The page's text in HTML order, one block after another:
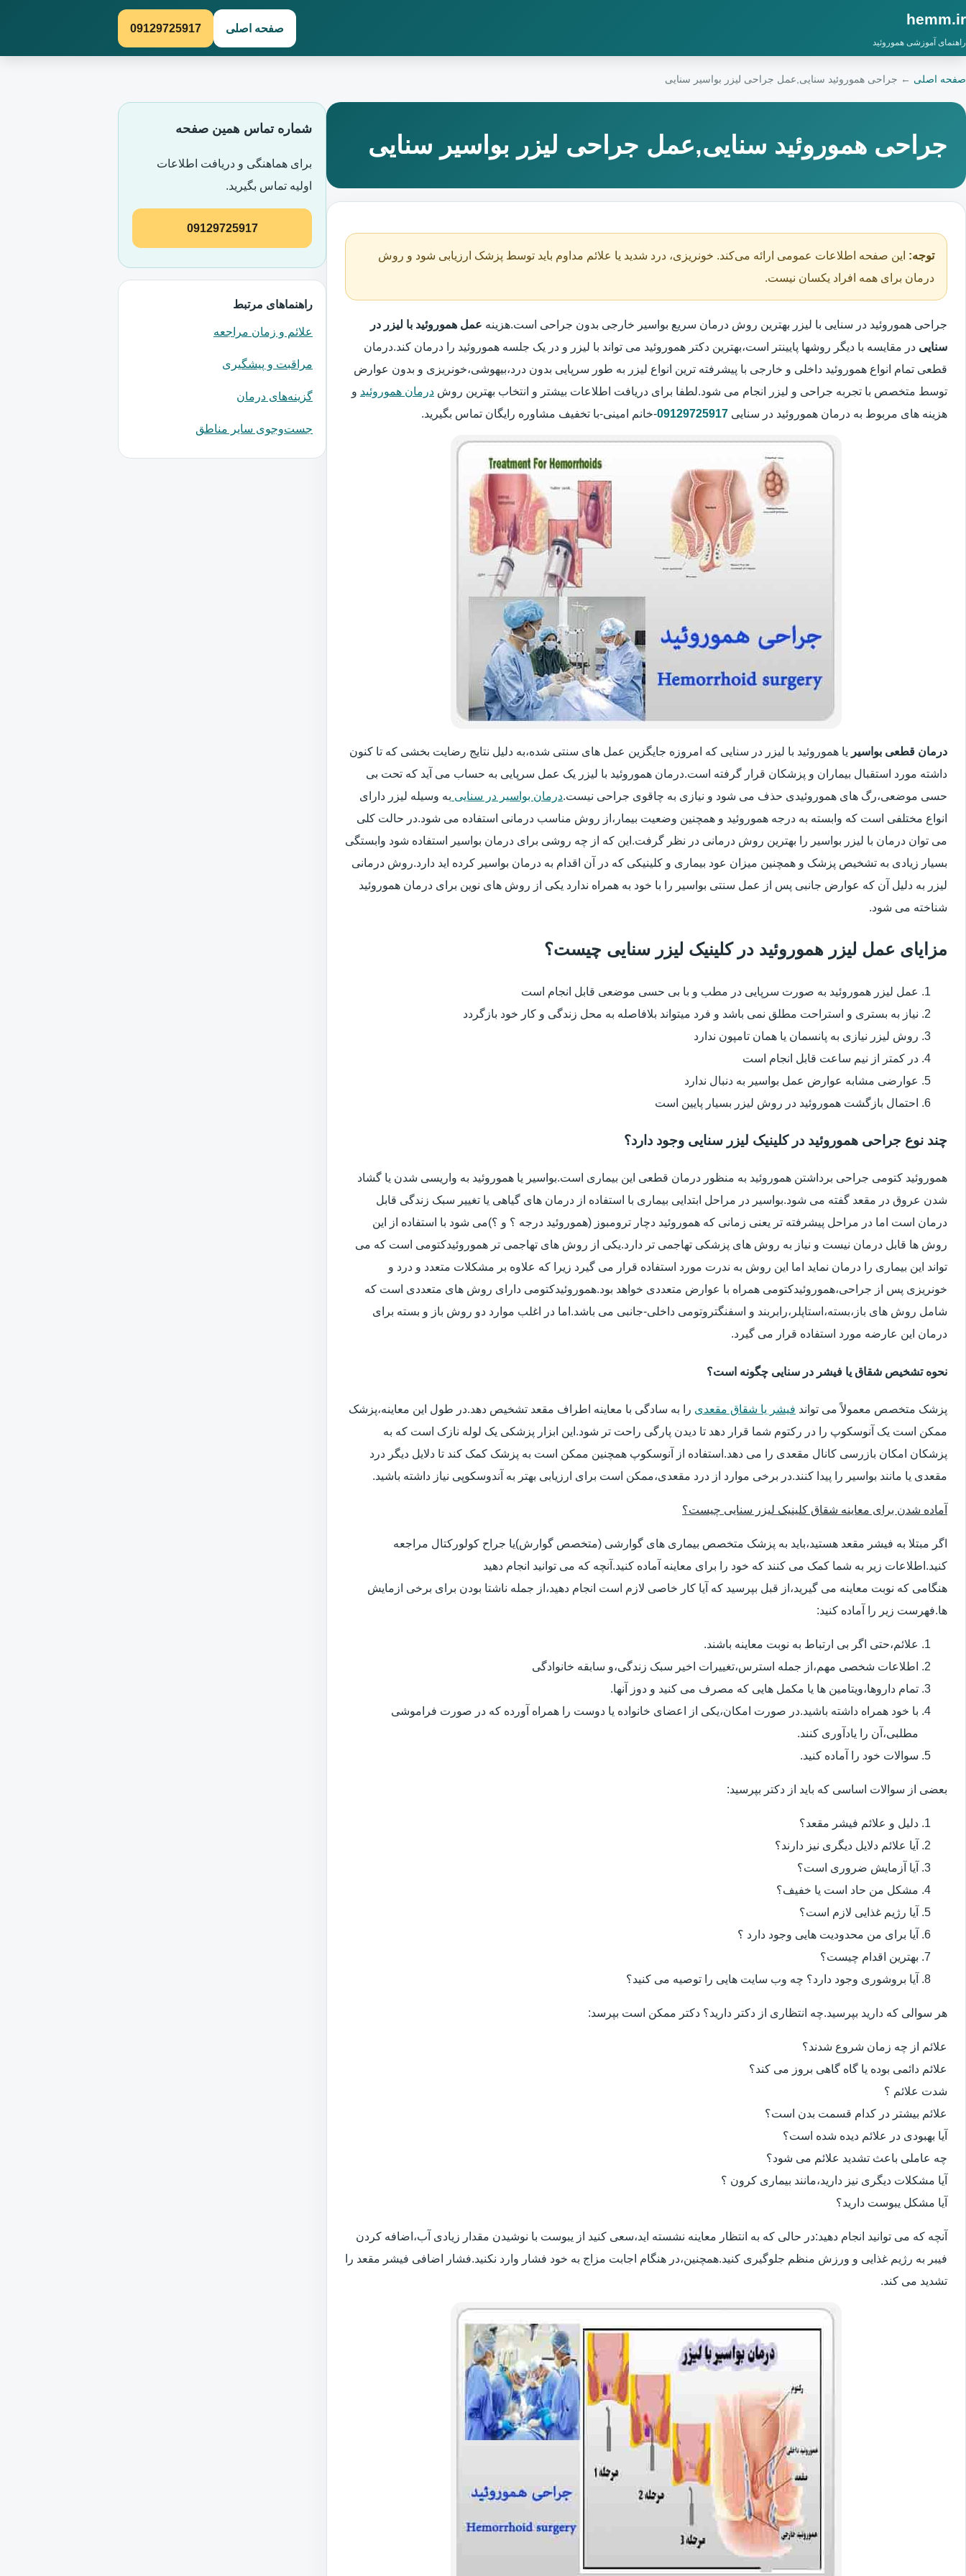
hemm.ir
راهنمای آموزشی هموروئید
صفحه اصلی 09129725917
صفحه اصلی ← جراحی هموروئید سنایی,عمل جراحی لیزر بواسیر سنایی
جراحی هموروئید سنایی,عمل جراحی لیزر بواسیر سنایی
توجه: این صفحه اطلاعات عمومی ارائه می‌کند. خونریزی، درد شدید یا علائم مداوم باید توسط پزشک ارزیابی شود و روش
درمان برای همه افراد یکسان نیست.
جراحی هموروئید در سنایی با لیزر بهترین روش درمان سریع بواسیر خارجی بدون جراحی است.هزینه عمل هموروئید با لیزر در
سنایی در مقایسه با دیگر روشها پایینتر است،بهترین دکتر هموروئید می تواند با لیزر و در یک جلسه هموروئید را درمان کند.درمان
قطعی تمام انواع هموروئید داخلی و خارجی با پیشرفته ترین انواع لیزر به طور سرپایی بدون درد،بیهوشی،خونریزی و بدون عوارض
توسط متخصص با تجربه جراحی و لیزر انجام می شود.لطفا برای دریافت اطلاعات بیشتر و انتخاب بهترین روش درمان هموروئید و
هزینه های مربوط به درمان هموروئید در سنایی 09129725917-خانم امینی-با تخفیف مشاوره رایگان تماس بگیرید.
درمان قطعی بواسیر یا هموروئید با لیزر در سنایی که امروزه جایگزین عمل های سنتی شده،به دلیل نتایج رضایت بخشی که تا کنون
داشته مورد استقبال بیماران و پزشکان قرار گرفته است.درمان هموروئید با لیزر یک عمل سرپایی به حساب می آید که تحت بی
حسی موضعی،رگ های هموروئیدی حذف می شود و نیازی به چاقوی جراحی نیست.درمان بواسیر در سنایی به وسیله لیزر دارای
انواع مختلفی است که وابسته به درجه هموروئید و همچنین وضعیت بیمار،از روش مناسب درمانی استفاده می شود.در حالت کلی
می توان درمان با لیزر بواسیر را بهترین روش درمانی در نظر گرفت.این که از چه روشی برای درمان بواسیر استفاده شود وابستگی
بسیار زیادی به تشخیص پزشک و همچنین میزان عود بیماری و کلینیکی که در آن اقدام به درمان بواسیر کرده اید دارد.روش درمانی
لیزر به دلیل آن که عوارض جانبی پس از عمل سنتی بواسیر را با خود به همراه ندارد یکی از روش های نوین برای درمان هموروئید
شناخته می شود.
مزایای عمل لیزر هموروئید در کلینیک لیزر سنایی چیست؟
عمل لیزر هموروئید به صورت سرپایی در مطب و با بی حسی موضعی قابل انجام است
نیاز به بستری و استراحت مطلق نمی باشد و فرد میتواند بلافاصله به محل زندگی و کار خود بازگردد
روش لیزر نیازی به پانسمان یا همان تامپون ندارد
در کمتر از نیم ساعت قابل انجام است
عوارضی مشابه عوارض عمل بواسیر به دنبال ندارد
احتمال بازگشت هموروئید در روش لیزر بسیار پایین است
چند نوع جراحی هموروئید در کلینیک لیزر سنایی وجود دارد؟
هموروئید کتومی جراحی برداشتن هموروئید به منظور درمان قطعی این بیماری است.بواسیر یا هموروئید به واریسی شدن یا گشاد
شدن عروق در مقعد گفته می شود.بواسیر در مراحل ابتدایی بیماری با استفاده از درمان های گیاهی یا تغییر سبک زندگی قابل
درمان است اما در مراحل پیشرفته تر یعنی زمانی که هموروئید دچار ترومبوز (هموروئید درجه ؟ و ؟)می شود با استفاده از این
روش ها قابل درمان نیست و نیاز به روش های پزشکی تهاجمی تر دارد.یکی از روش های تهاجمی تر هموروئیدکتومی است که می
تواند این بیماری را درمان نماید اما این روش به ندرت مورد استفاده قرار می گیرد زیرا که علاوه بر مشکلات متعدد و درد و
خونریزی پس از جراحی،هموروئیدکتومی همراه با عوارض متعددی خواهد بود.هموروئیدکتومی دارای روش های متعددی است که
شامل روش های باز،بسته،استاپلر،رابربند و اسفنگتروتومی داخلی-جانبی می باشد.اما در اغلب موارد دو روش باز و بسته برای
درمان این عارضه مورد استفاده قرار می گیرد.
نحوه تشخیص شقاق یا فیشر در سنایی چگونه است؟
پزشک متخصص معمولاً می تواند فیشر یا شقاق مقعدی را به سادگی با معاینه اطراف مقعد تشخیص دهد.در طول این معاینه،پزشک
ممکن است یک آنوسکوپ را در رکتوم شما قرار دهد تا دیدن پارگی راحت تر شود.این ابزار پزشکی یک لوله نازک است که به
پزشکان امکان بازرسی کانال مقعدی را می دهد.استفاده از آنوسکوپ همچنین ممکن است به پزشک کمک کند تا دلایل دیگر درد
مقعدی یا مانند بواسیر را پیدا کنند.در برخی موارد از درد مقعدی،ممکن است برای ارزیابی بهتر به آندوسکوپی نیاز داشته باشید.
آماده شدن برای معاینه شقاق کلینیک لیزر سنایی چیست؟
اگر مبتلا به فیشر مقعد هستید،باید به پزشک متخصص بیماری های گوارشی (متخصص گوارش)یا جراح کولورکتال مراجعه
کنید.اطلاعات زیر به شما کمک می کنند که خود را برای معاینه آماده کنید.آنچه که می توانید انجام دهید
هنگامی که نوبت معاینه می گیرید،از قبل بپرسید که آیا کار خاصی لازم است انجام دهید،از جمله ناشتا بودن برای برخی ازمایش
ها.فهرست زیر را آماده کنید:
علائم،حتی اگر بی ارتباط به نوبت معاینه باشند.
اطلاعات شخصی مهم،از جمله استرس،تغییرات اخیر سبک زندگی،و سابقه خانوادگی
تمام داروها،ویتامین ها یا مکمل هایی که مصرف می کنید و دوز آنها.
با خود همراه داشته باشید.در صورت امکان،یکی از اعضای خانواده یا دوست را همراه آورده که در صورت فراموشی
مطلبی،آن را یادآوری کنند.
سوالات خود را آماده کنید.
بعضی از سوالات اساسی که باید از دکتر بپرسید:
دلیل و علائم فیشر مقعد؟
آیا علائم دلایل دیگری نیز دارند؟
آیا آزمایش ضروری است؟
مشکل من حاد است یا خفیف؟
آیا رژیم غذایی لازم است؟
آیا برای من محدودیت هایی وجود دارد ؟
بهترین اقدام چیست؟
آیا بروشوری وجود دارد؟ چه وب سایت هایی را توصیه می کنید؟
هر سوالی که دارید بپرسید.چه انتظاری از دکتر دارید؟ دکتر ممکن است بپرسد:
علائم از چه زمان شروع شدند؟
علائم دائمی بوده یا گاه گاهی بروز می کند؟
شدت علائم ؟
علائم بیشتر در کدام قسمت بدن است؟
آیا بهبودی در علائم دیده شده است؟
چه عاملی باعث تشدید علائم می شود؟
آیا مشکلات دیگری نیز دارید،مانند بیماری کرون ؟
آیا مشکل یبوست دارید؟
آنچه که می توانید انجام دهید:در حالی که به انتظار معاینه نشسته اید،سعی کنید از یبوست با نوشیدن مقدار زیادی آب،اضافه کردن
فیبر به رژیم غذایی و ورزش منظم جلوگیری کنید.همچنین،در هنگام اجابت مزاج به خود فشار وارد نکنید.فشار اضافی فیشر مقعد را
تشدید می کند.
شماره تماس همین صفحه
برای هماهنگی و دریافت اطلاعات
اولیه تماس بگیرید.
09129725917
راهنماهای مرتبط
علائم و زمان مراجعه
مراقبت و پیشگیری
گزینه‌های درمان
جست‌وجوی سایر مناطق